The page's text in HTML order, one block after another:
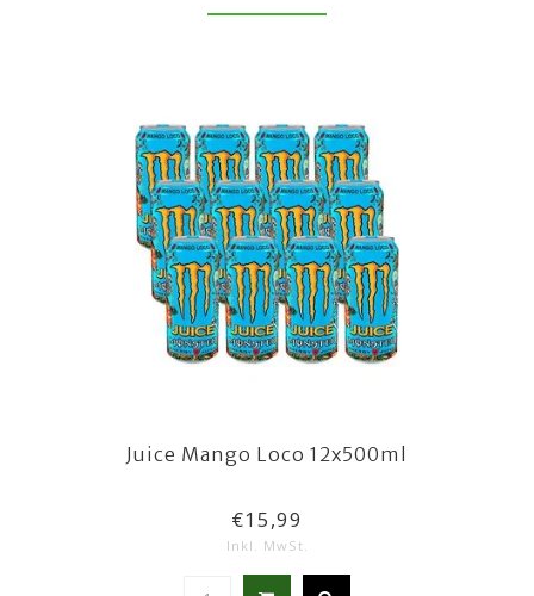
Juice Mango Loco 12x500ml
€15,99
Inkl. MwSt.